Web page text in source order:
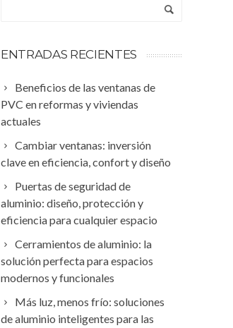
ENTRADAS RECIENTES
Beneficios de las ventanas de
PVC en reformas y viviendas
actuales
Cambiar ventanas: inversión
clave en eficiencia, confort y diseño
Puertas de seguridad de
aluminio: diseño, protección y
eficiencia para cualquier espacio
Cerramientos de aluminio: la
solución perfecta para espacios
modernos y funcionales
Más luz, menos frío: soluciones
de aluminio inteligentes para las